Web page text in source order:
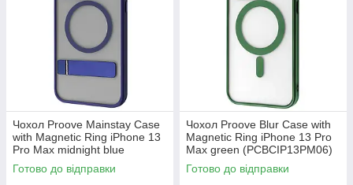
Чохол Proove Mainstay Case
with Magnetic Ring iPhone 13
Pro Max midnight blue
(PCMCIP13PM08)
Готово до відправки
Чохол Proove Blur Case with
Magnetic Ring iPhone 13 Pro
Max green (PCBCIP13PM06)
Готово до відправки